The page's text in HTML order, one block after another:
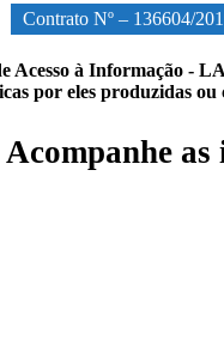
Contrato Nº – 136604/
Acesso à Informação -
por eles produzidas ou
Acompanhe